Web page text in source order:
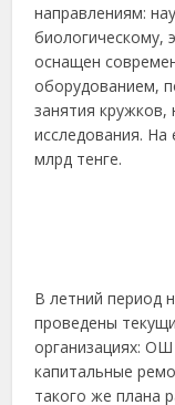
направлениям:
биологическому,
оснащен
оборудованием,
занятия
исследования. На
млрд тенге.
В летний период
проведены
организациях:
капитальные
такого же плана